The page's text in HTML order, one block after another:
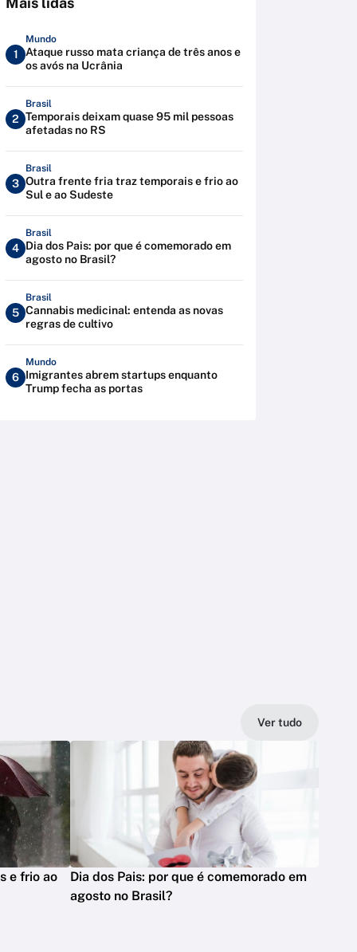
1
Mundo
Ataque russo mata criança de três anos e
os avós na Ucrânia
2
Brasil
Temporais deixam quase 95 mil pessoas
afetadas no RS
3
Brasil
Outra frente fria traz temporais e frio ao
Sul e ao Sudeste
4
Brasil
Dia dos Pais: por que é comemorado em
agosto no Brasil?
5
Brasil
Cannabis medicinal: entenda as novas
regras de cultivo
6
Mundo
Imigrantes abrem startups enquanto
Trump fecha as portas
Ver tudo
e frio ao
Dia dos Pais: por que é comemorado em
agosto no Brasil?